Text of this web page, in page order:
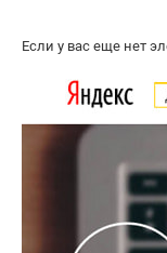
Если у вас еще нет